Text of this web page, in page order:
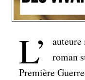
L’
auteure
roman
Première